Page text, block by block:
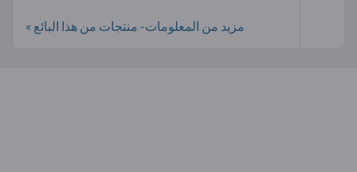
مزيد من المعلومات- منتجات من هذا البائع »